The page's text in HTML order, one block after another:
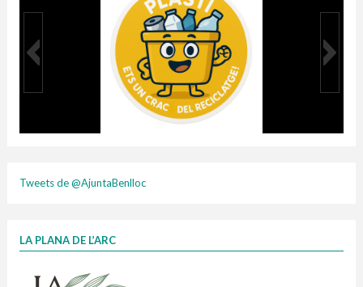
Tweets de @AjuntaBenlloc
LA PLANA DE L’ARC